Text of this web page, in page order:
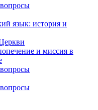
язык: история и
и миссия в